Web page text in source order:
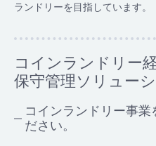
ランドリーを目指しています。
コインランドリー
保守管理ソリュー
コインランドリー事業
ださい。